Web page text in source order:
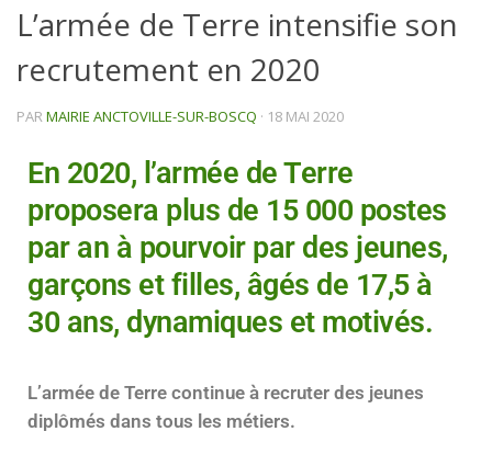
L’armée de Terre intensifie son
recrutement en 2020
PARMAIRIE ANCTOVILLE-SUR-BOSCQ · 18 MAI 2020
En 2020, l’armée de Terre
proposera plus de 15 000 postes
par an à pourvoir par des jeunes,
garçons et filles, âgés de 17,5 à
30 ans, dynamiques et motivés.
L’armée de Terre continue à recruter des jeunes
diplômés dans tous les métiers.